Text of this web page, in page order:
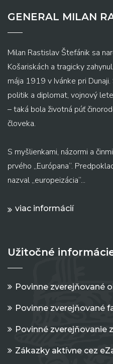
GENERAL MILAN
Milan Rastislav Štefánik sa
Košariskách a tragicky
mája 1919 v Ivánke pri
politik a diplomat, vojnový
– taká bola životná púť
človeka.
S myšlienkami, názormi a
prvého „Európana“.
nazval „europeizácia“...
viac informácií
Užitočné
Povinne zverejňované
Povinne zverejňované
Povinné zverejňovanie
Zákazky aktívne cez